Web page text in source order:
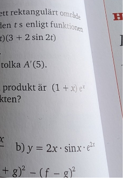
Allmänna villkor
Cookie-inställningar